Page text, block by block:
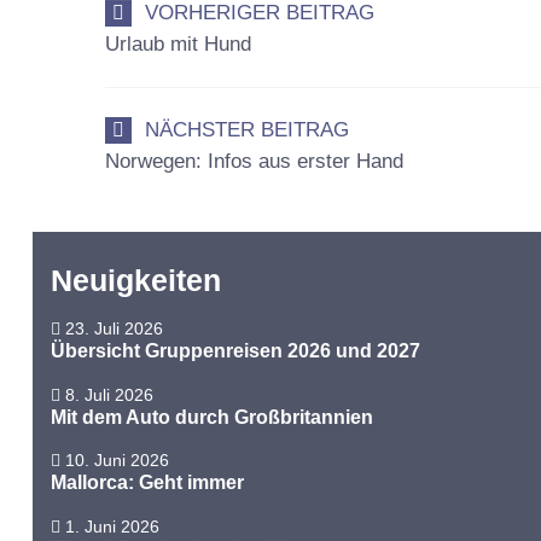
VORHERIGER BEITRAG
Urlaub mit Hund
NÄCHSTER BEITRAG
Norwegen: Infos aus erster Hand
Neuigkeiten
23. Juli 2026
Übersicht Gruppenreisen 2026 und 2027
8. Juli 2026
Mit dem Auto durch Großbritannien
10. Juni 2026
Mallorca: Geht immer
1. Juni 2026